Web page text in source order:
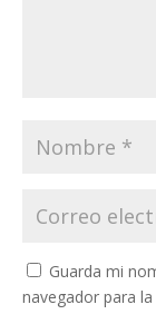
Guarda mi
navegador para